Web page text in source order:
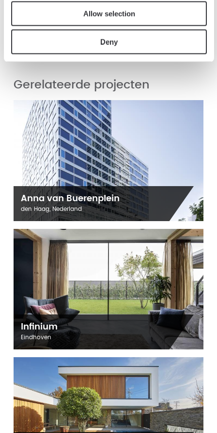
Allow selection
Deny
geschikt is voor renovatie.
MEER INFORMATIE
Gerelateerde projecten
Anna van Buerenplein
den Haag, Nederland
Infinium
Eindhoven